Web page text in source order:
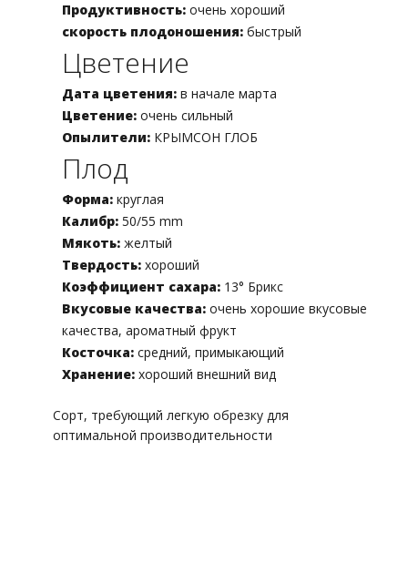
Продуктивность: очень хороший
скорость плодоношения: быстрый
Цветение
Дата цветения: в начале марта
Цветение: очень сильный
Опылители: КРЫМСОН ГЛОБ
Плод
Форма: круглая
Калибр: 50/55 mm
Мякоть: желтый
Твердость: хороший
Коэффициент сахара: 13° Брикс
Вкусовые качества: очень хорошие вкусовые
качества, ароматный фрукт
Косточка: средний, примыкающий
Хранение: хороший внешний вид
Сорт, требующий легкую обрезку для
оптимальной производительности